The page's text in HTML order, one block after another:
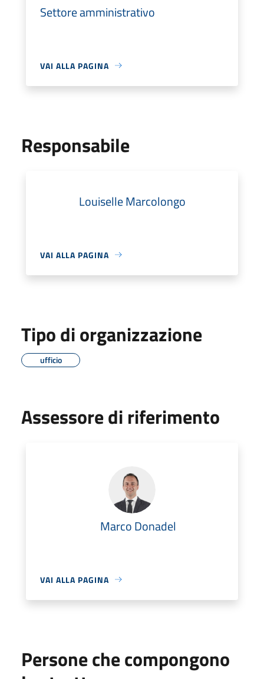
Settore amministrativo
VAI ALLA PAGINA
Responsabile
Louiselle Marcolongo
VAI ALLA PAGINA
Tipo di organizzazione
ufficio
Assessore di riferimento
Marco Donadel
VAI ALLA PAGINA
Persone che compongono